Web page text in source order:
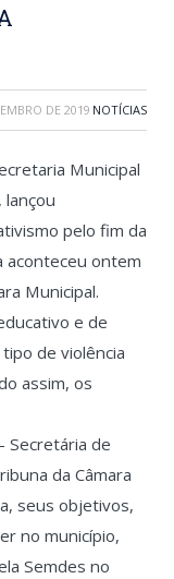
DE 2019 NOTÍCIAS
Municipal
lançou
pelo fim da
aconteceu ontem
Municipal.
e de
de violência
assim, os
Secretária de
da Câmara
seus objetivos,
no município,
Semdes no